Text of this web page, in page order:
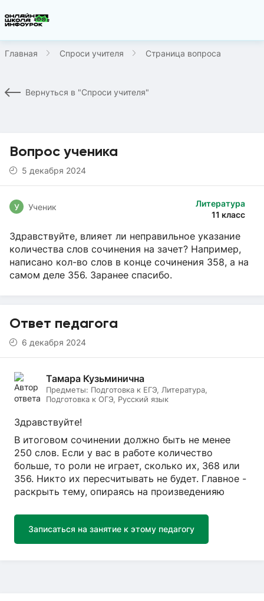
Главная Спроси учителя Страница вопроса
Вернуться в "Спроси учителя"
Вопрос ученика
5 декабря 2024
Литература
11 класс
У Ученик
Здравствуйте, влияет ли неправильное указание
количества слов сочинения на зачет? Например,
написано кол-во слов в конце сочинения 358, а на
самом деле 356. Заранее спасибо.
Ответ педагога
6 декабря 2024
Тамара Кузьминична
Предметы: Подготовка к ЕГЭ, Литература,
Подготовка к ОГЭ, Русский язык
Здравствуйте!
В итоговом сочинении должно быть не менее
250 слов. Если у вас в работе количество
больше, то роли не играет, сколько их, 368 или
356. Никто их пересчитывать не будет. Главное -
раскрыть тему, опираясь на произведенияю
Записаться на занятие к этому педагогу